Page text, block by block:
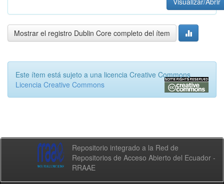
Mostrar el registro Dublin Core completo del ítem
Este ítem está sujeto a una licencia Creative Commons
Licencia Creative Commons
Repositorio integrado a la Red de
Repositorios de Acceso Abierto del Ecuador -
RRAAE